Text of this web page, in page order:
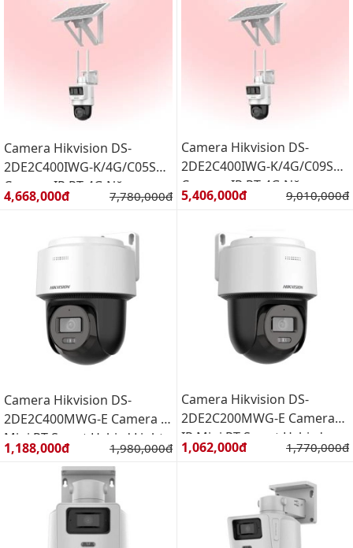
Camera Hikvision DS-
2DE2C400IWG-K/4G/C05S10
Camera IP PT 4G Năng
lượng mặt trời
Giá bán:
4,668,000đ Giá gốc:
7,780,000đ
Camera Hikvision DS-
2DE2C400IWG-K/4G/C09S20
Camera IP PT 4G Năng
lượng mặt trời
Giá bán:
5,406,000đ Giá gốc:
9,010,000đ
Camera Hikvision DS-
2DE2C400MWG-E Camera IP
Mini PT Smart Hybird Light
4MP
Giá bán:
1,188,000đ Giá gốc:
1,980,000đ
Camera Hikvision DS-
2DE2C200MWG-E Camera
IP Mini PT Smart Hybird
Light 2MP
Giá bán:
1,062,000đ Giá gốc:
1,770,000đ